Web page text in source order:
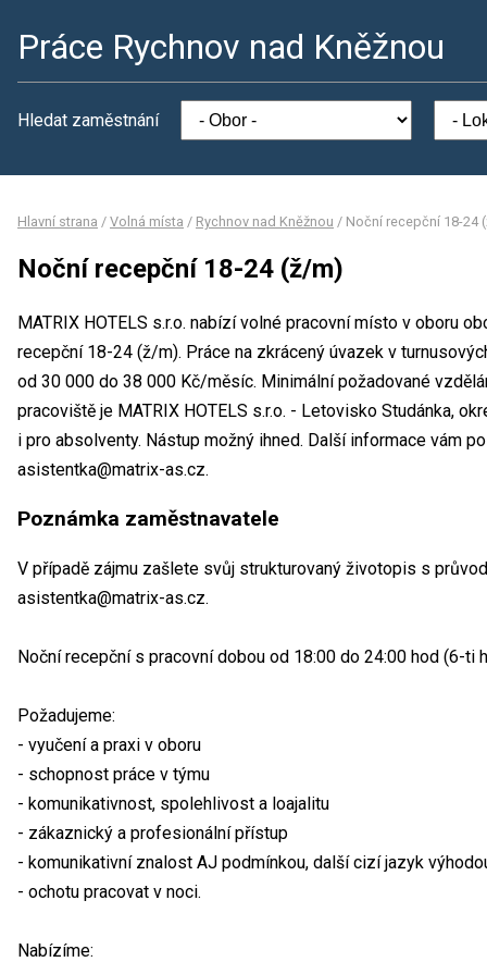
Práce Rychnov nad Kněžnou
Hledat zaměstnání
Hlavní strana / Volná místa / Rychnov nad Kněžnou / Noční recepční 18-24
Noční recepční 18-24 (ž/m)
MATRIX HOTELS s.r.o. nabízí volné pracovní místo v oboru
recepční 18-24 (ž/m). Práce na zkrácený úvazek v
od 30 000 do 38 000 Kč/měsíc. Minimální požadované
pracoviště je MATRIX HOTELS s.r.o. - Letovisko Studánka,
i pro absolventy. Nástup možný ihned. Další informace vám
asistentka@matrix-as.cz.
Poznámka zaměstnavatele
V případě zájmu zašlete svůj strukturovaný životopis s
asistentka@matrix-as.cz.
Noční recepční s pracovní dobou od 18:00 do 24:00 hod (6-ti
Požadujeme:
- vyučení a praxi v oboru
- schopnost práce v týmu
- komunikativnost, spolehlivost a loajalitu
- zákaznický a profesionální přístup
- komunikativní znalost AJ podmínkou, další cizí jazyk
- ochotu pracovat v noci.
Nabízíme: